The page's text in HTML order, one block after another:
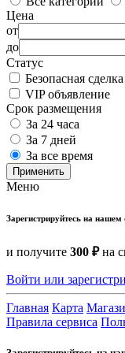
Цена
от
до
Статус
Безопасная сделка
VIP объявление
Срок размещения
За 24 часа
За 7 дней
За все время
Применить
Меню
Зарегистрируйтесь на нашем
и получите 300 ₽на
Войти или
Главная Карта
Правила сервиса